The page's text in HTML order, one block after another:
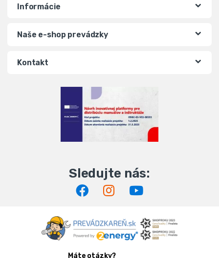
Informácie
Naše e-shop prevádzky
Kontakt
Máte otázky?